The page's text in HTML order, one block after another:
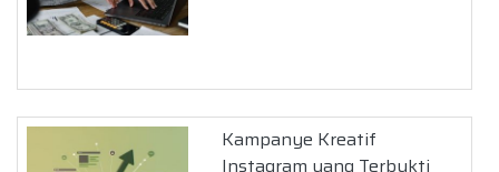
Kampanye Kreatif
Instagram yang Terbukti